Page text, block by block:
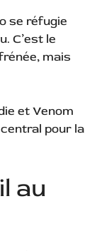
se réfugie
C’est le
mais
et Venom
pour la
au